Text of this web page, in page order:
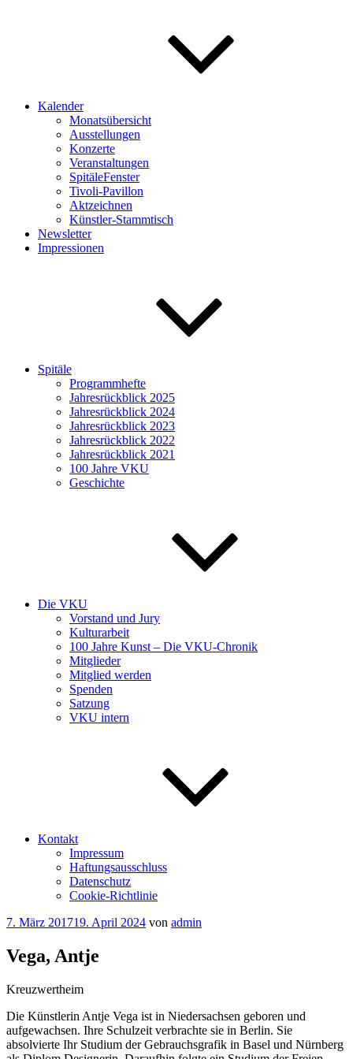
Kalender
Monatsübersicht
Ausstellungen
Konzerte
Veranstaltungen
SpitäleFenster
Tivoli-Pavillon
Aktzeichnen
Künstler-Stammtisch
Newsletter
Impressionen
Spitäle
Programmhefte
Jahresrückblick 2025
Jahresrückblick 2024
Jahresrückblick 2023
Jahresrückblick 2022
Jahresrückblick 2021
100 Jahre VKU
Geschichte
Die VKU
Vorstand und Jury
Kulturarbeit
100 Jahre Kunst – Die VKU-Chronik
Mitglieder
Mitglied werden
Spenden
Satzung
VKU intern
Kontakt
Impressum
Haftungsausschluss
Datenschutz
Cookie-Richtlinie
Veröffentlicht
7. März 201719. April 2024 von admin
Vega, Antje
Kreuzwertheim
Die Künstlerin Antje Vega ist in Niedersachsen geboren und
aufgewachsen. Ihre Schulzeit verbrachte sie in Berlin. Sie
absolvierte Ihr Studium der Gebrauchsgrafik in Basel und Nürnberg